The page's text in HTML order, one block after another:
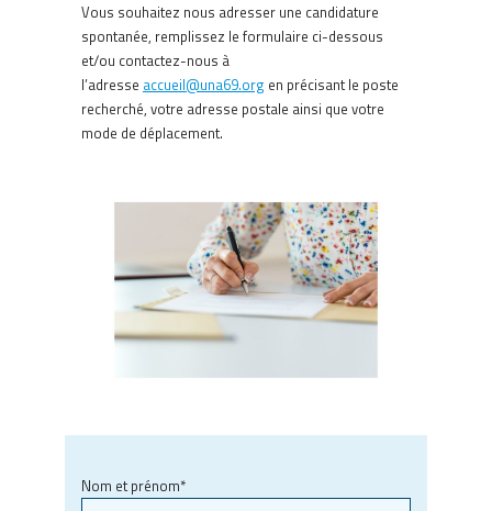
Vous souhaitez nous adresser une candidature
spontanée, remplissez le formulaire ci-dessous
et/ou contactez-nous à
l’adresse accueil@una69.org en précisant le poste
recherché, votre adresse postale ainsi que votre
mode de déplacement.
Nom et prénom*